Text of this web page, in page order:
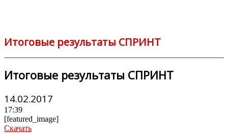
Итоговые результаты СПРИНТ
Итоговые результаты СПРИНТ
14.02.2017
17:39
[featured_image]
Скачать